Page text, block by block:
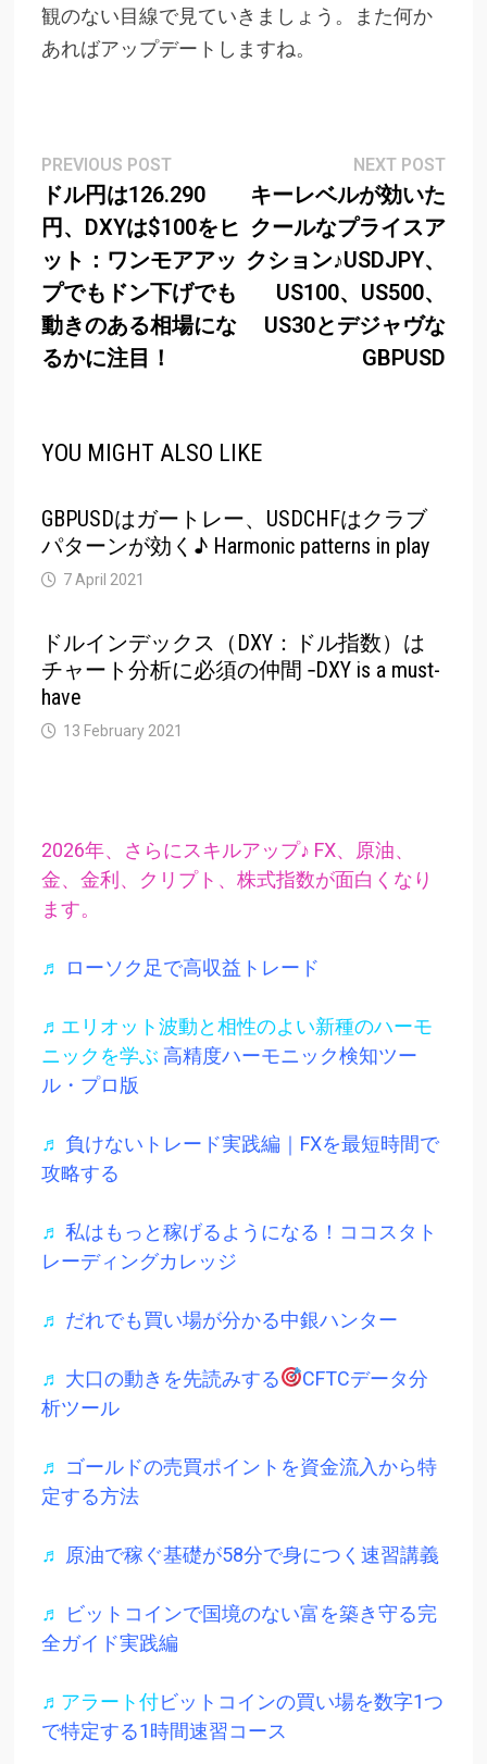
観のない目線で見ていきましょう。また何か
あればアップデートしますね。
Post
navigation
PREVIOUS POSTPrevious
post:
ドル円は126.290
円、DXYは$100をヒ
ット：ワンモアアッ
プでもドン下げでも
動きのある相場にな
るかに注目！
NEXT POSTNext
キーレベルが効いた
クールなプライスア
クション♪USDJPY、
US100、US500、
US30とデジャヴな
GBPUSD
YOU MIGHT ALSO LIKE
GBPUSDはガートレー、USDCHFはクラブ
パターンが効く♪ Harmonic patterns in play
7 April 2021
ドルインデックス（DXY：ドル指数）は
チャート分析に必須の仲間 ‐DXY is a must-
have
13 February 2021
2026年、さらにスキルアップ♪ FX、原油、
金、金利、クリプト、株式指数が面白くなり
ます。
♬ ローソク足で高収益トレード
♬エリオット波動と相性のよい新種のハーモ
ニックを学ぶ 高精度ハーモニック検知ツー
ル・プロ版
♬ 負けないトレード実践編｜FXを最短時間で
攻略する
♬ 私はもっと稼げるようになる！ココスタト
レーディングカレッジ
♬ だれでも買い場が分かる中銀ハンター
♬ 大口の動きを先読みする
CFTCデータ分
析ツール
♬ ゴールドの売買ポイントを資金流入から特
定する方法
♬ 原油で稼ぐ基礎が58分で身につく速習講義
♬
ビットコインで国境のない富を築き守る完
全ガイド実践編
♬アラート付ビットコインの買い場を数字1つ
で特定する1時間速習コース